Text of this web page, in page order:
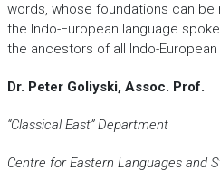
words, whose foundations can
the Indo-European language
the ancestors of all Indo-
Dr. Peter Goliyski, Assoc. Prof.
“Classical East” Department
Centre for Eastern Languages and